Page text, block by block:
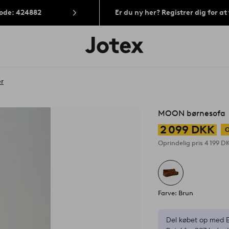
424882 Er du ny her? Registrer dig for
Jotex
logo
MOON børnesofa
2 099 DKK
Oprindelig pris4 199
Farve: Brun
Del købet op med